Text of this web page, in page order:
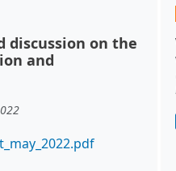
discussion on the
and